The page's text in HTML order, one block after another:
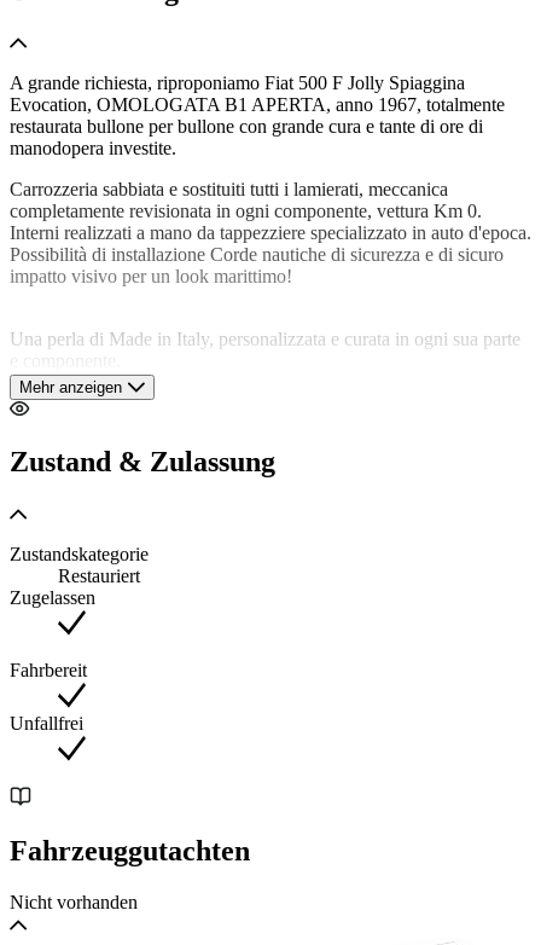
A grande richiesta, riproponiamo Fiat 500 F Jolly Spiaggina
Evocation, OMOLOGATA B1 APERTA, anno 1967, totalmente
restaurata bullone per bullone con grande cura e tante di ore di
manodopera investite.
Carrozzeria sabbiata e sostituiti tutti i lamierati, meccanica
completamente revisionata in ogni componente, vettura Km 0.
Interni realizzati a mano da tappezziere specializzato in auto d'epoca.
Possibilità di installazione Corde nautiche di sicurezza e di sicuro
impatto visivo per un look marittimo!
Una perla di Made in Italy, personalizzata e curata in ogni sua parte
Documenti originali Fiat 500 F con carrozzeria trasformabile.
affidando il mezzo a Ditta specializzata in trasporti nazionali ed
parti post vendita.
Mehr anzeigen
Zustand & Zulassung
Zustandskategorie
Restauriert
Zugelassen
Fahrbereit
Unfallfrei
Fahrzeuggutachten
Nicht vorhanden